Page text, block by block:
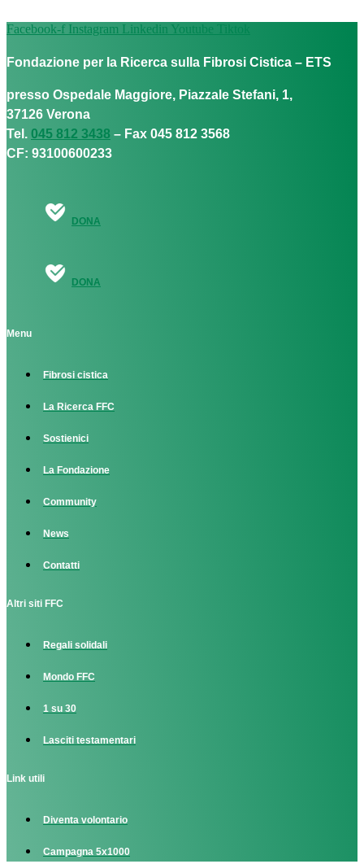
Facebook-f Instagram Linkedin Youtube Tiktok
Fondazione per la Ricerca sulla Fibrosi Cistica – ETS
presso Ospedale Maggiore, Piazzale Stefani, 1,
37126 Verona
Tel. 045 812 3438 – Fax 045 812 3568
CF: 93100600233
DONA
DONA
Menu
Fibrosi cistica
La Ricerca FFC
Sostienici
La Fondazione
Community
News
Contatti
Altri siti FFC
Regali solidali
Mondo FFC
1 su 30
Lasciti testamentari
Link utili
Diventa volontario
Campagna 5x1000